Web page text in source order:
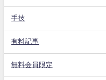
手技
有料記事
無料会員限定